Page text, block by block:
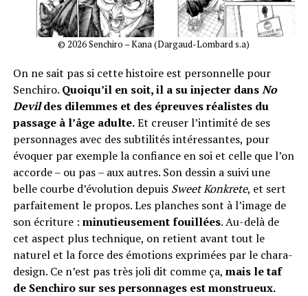
© 2026 Senchiro – Kana (Dargaud-Lombard s.a)
On ne sait pas si cette histoire est personnelle pour
Senchiro. Quoiqu’il en soit, il a su injecter dansNo
Devildes dilemmes et des épreuves réalistes du
passage à l’âge adulte.Et creuser l’intimité de ses
personnages avec des subtilités intéressantes, pour
évoquer par exemple la confiance en soi et celle que l’on
accorde – ou pas – aux autres. Son dessin a suivi une
belle courbe d’évolution depuis Sweet Konkrete, et sert
parfaitement le propos. Les planches sont à l’image de
son écriture : minutieusement fouillées. Au-delà de
cet aspect plus technique, on retient avant tout le
naturel et la force des émotions exprimées par le chara-
design. Ce n’est pas très joli dit comme ça, mais le taf
de Senchiro sur ses personnages est monstrueux.